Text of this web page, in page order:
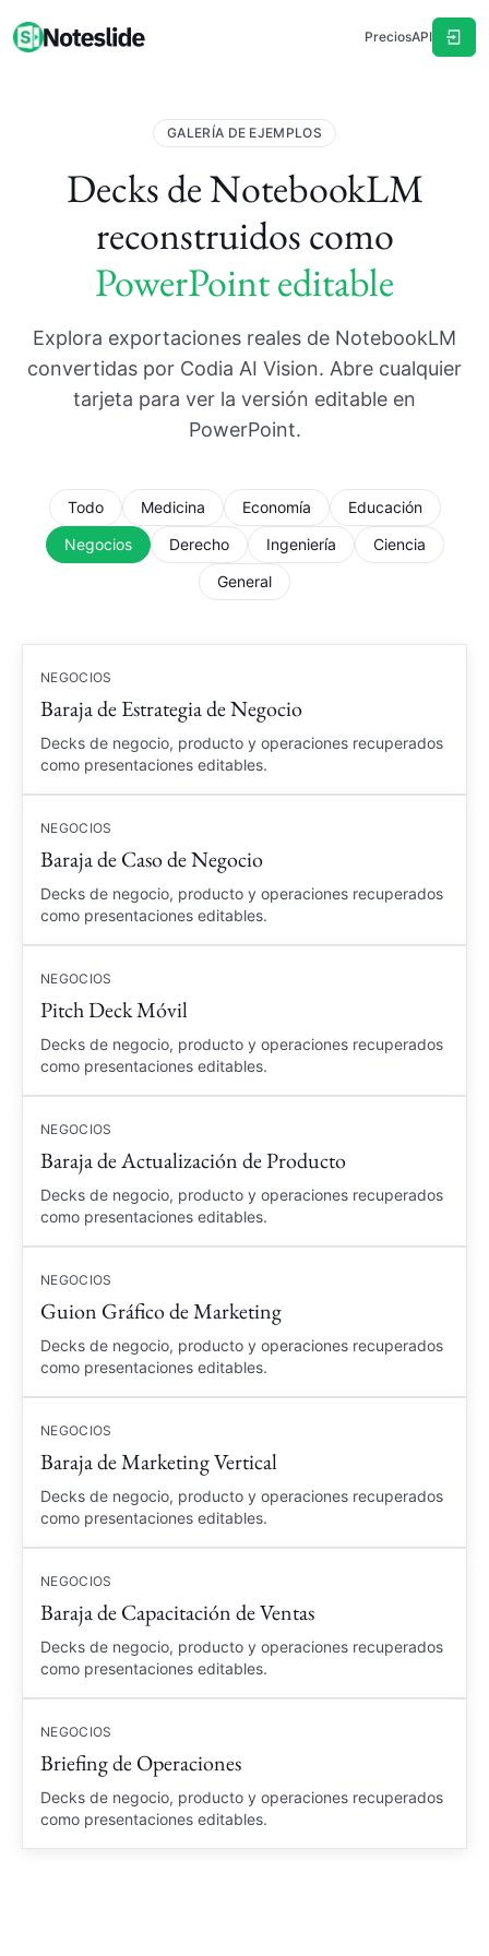
PreciosAPI
GALERÍA DE EJEMPLOS
Decks de NotebookLM
reconstruidos como
PowerPoint editable
Explora exportaciones reales de NotebookLM
convertidas por Codia AI Vision. Abre cualquier
tarjeta para ver la versión editable en
PowerPoint.
Todo Medicina Economía
Educación
Negocios
Derecho Ingeniería
Ciencia
General
NEGOCIOS
Baraja de Estrategia de Negocio
Decks de negocio, producto y operaciones recuperados
como presentaciones editables.
NEGOCIOS
Baraja de Caso de Negocio
Decks de negocio, producto y operaciones recuperados
como presentaciones editables.
NEGOCIOS
Pitch Deck Móvil
Decks de negocio, producto y operaciones recuperados
como presentaciones editables.
NEGOCIOS
Baraja de Actualización de Producto
Decks de negocio, producto y operaciones recuperados
como presentaciones editables.
NEGOCIOS
Guion Gráfico de Marketing
Decks de negocio, producto y operaciones recuperados
como presentaciones editables.
NEGOCIOS
Baraja de Marketing Vertical
Decks de negocio, producto y operaciones recuperados
como presentaciones editables.
NEGOCIOS
Baraja de Capacitación de Ventas
Decks de negocio, producto y operaciones recuperados
como presentaciones editables.
NEGOCIOS
Briefing de Operaciones
Decks de negocio, producto y operaciones recuperados
como presentaciones editables.